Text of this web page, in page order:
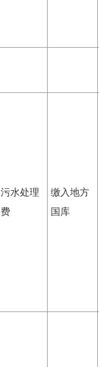
污水处理
费
缴入地方
国库